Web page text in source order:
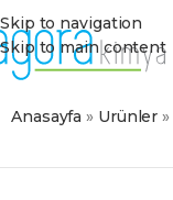
Skip to navigation
Skip to main content
Anasayfa » Ürünler »